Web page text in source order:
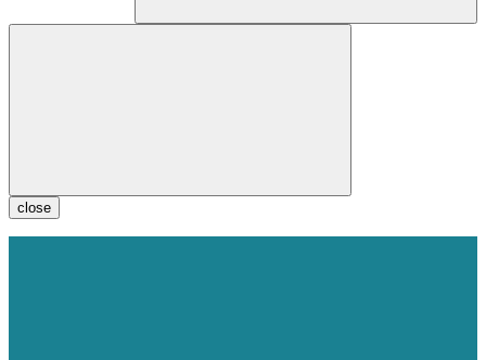
close